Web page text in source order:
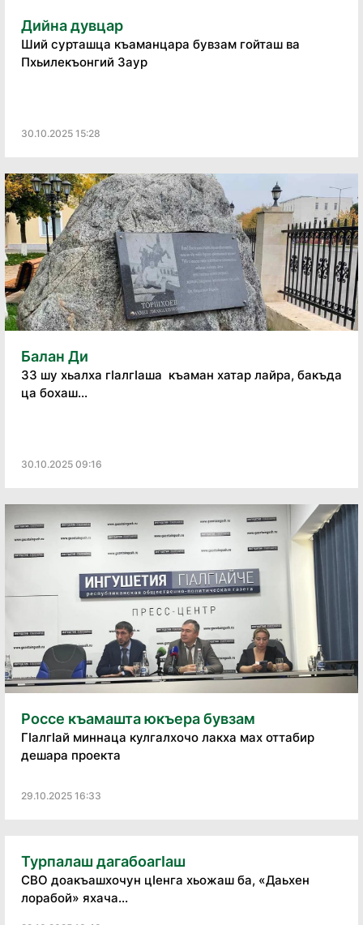
Дийна дувцар
Ший сурташца къаманцара бувзам гойташ ва
Пхьилекъонгий Заур
30.10.2025 15:28
Балан Ди
33 шу хьалха гӀалгӀаша къаман хатар лайра, бакъда
ца бохаш...
30.10.2025 09:16
Россе къамашта юкъера бувзам
ГӏалгӀай миннаца кулгалхочо лакха мах оттабир
дешара проекта
29.10.2025 16:33
Турпалаш дагабоагӏаш
СВО доакъашхочун цӏенга хьожаш ба, «Даьхен
лорабой» яхача...